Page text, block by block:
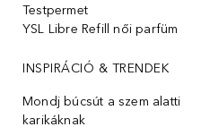
Testpermet
YSL Libre Refill női parfüm
INSPIRÁCIÓ & TRENDEK
Mondj búcsút a szem alatti
karikáknak